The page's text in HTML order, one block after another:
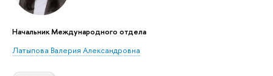
Начальник Международного отдела
Латыпова Валерия Александровна